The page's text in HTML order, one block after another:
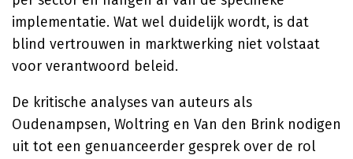
implementatie. Wat wel duidelijk wordt, is dat
blind vertrouwen in marktwerking niet volstaat
voor verantwoord beleid.
De kritische analyses van auteurs als
Oudenampsen, Woltring en Van den Brink nodigen
uit tot een genuanceerder gesprek over de rol